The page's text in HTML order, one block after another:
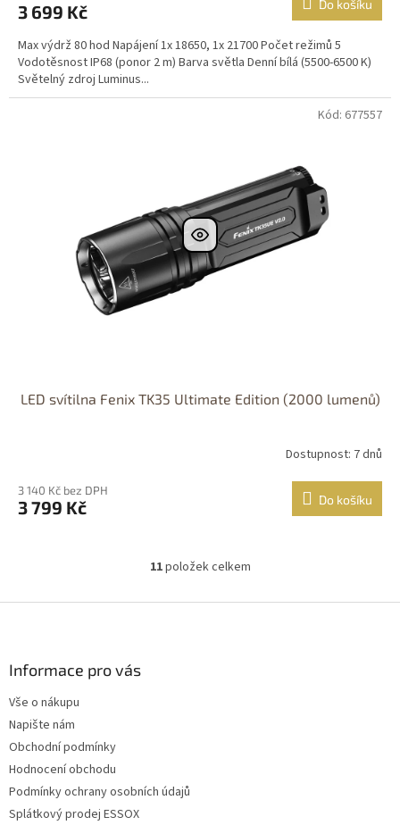
3 699 Kč Do košíku
Max výdrž 80 hod Napájení 1x 18650, 1x 21700 Počet režimů 5
Vodotěsnost IP68 (ponor 2 m) Barva světla Denní bílá (5500-6500 K)
Světelný zdroj Luminus...
LED svítilna Fenix TK35 Ultimate Edition (2000 lumenů)
Dostupnost: 7 dnů
3 140 Kč bez DPH
3 799 Kč Do košíku
Kód: 677557
O
l
11položek celkem
Informace pro vás
Vše o nákupu
Napište nám
Obchodní podmínky
Hodnocení obchodu
Podmínky ochrany osobních údajů
Splátkový prodej ESSOX